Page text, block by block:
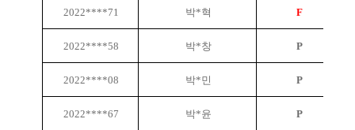
2022****71 박*혁 F
2022****58 박*창 P
2022****08 박*민 P
2022****67 박*윤 P